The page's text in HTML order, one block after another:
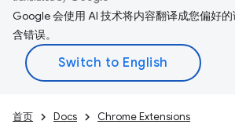
Google 会使用 AI 技术将内容翻译成您偏好
含错误。
首页 Docs Chrome Extensions